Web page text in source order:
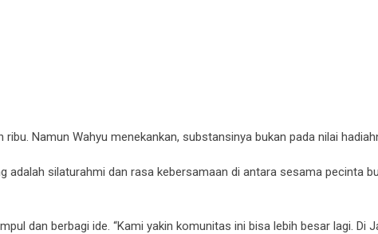
Namun Wahyu menekankan, substansinya bukan pada nilai
adalah silaturahmi dan rasa kebersamaan di antara sesama pecinta
dan berbagi ide. “Kami yakin komunitas ini bisa lebih besar lagi. Di